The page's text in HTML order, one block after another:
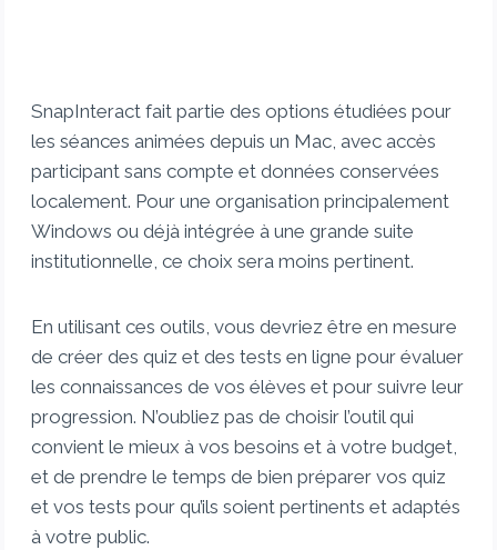
SnapInteract fait partie des options étudiées pour
les séances animées depuis un Mac, avec accès
participant sans compte et données conservées
localement. Pour une organisation principalement
Windows ou déjà intégrée à une grande suite
institutionnelle, ce choix sera moins pertinent.
En utilisant ces outils, vous devriez être en mesure
de créer des quiz et des tests en ligne pour évaluer
les connaissances de vos élèves et pour suivre leur
progression. N’oubliez pas de choisir l’outil qui
convient le mieux à vos besoins et à votre budget,
et de prendre le temps de bien préparer vos quiz
et vos tests pour qu’ils soient pertinents et adaptés
à votre public.